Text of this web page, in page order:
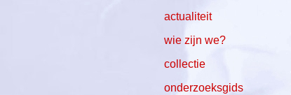
actualiteit
wie zijn we?
collectie
onderzoeksgids